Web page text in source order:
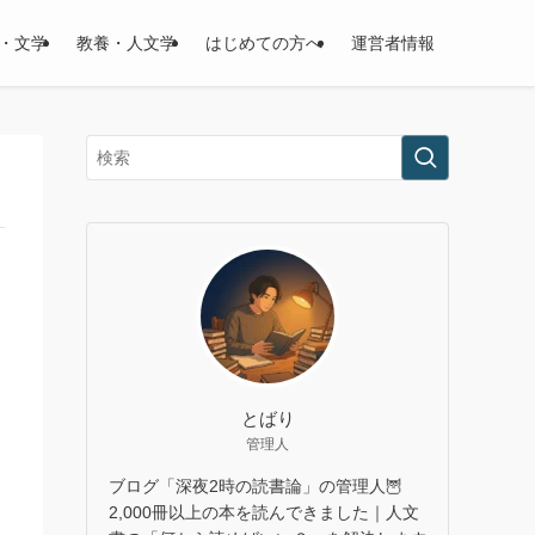
文学 教養・人文学 はじめての方へ 運営者情報
とばり
管理人
ブログ「深夜2時の読書論」の管理人🦉
2,000冊以上の本を読んできました｜人文